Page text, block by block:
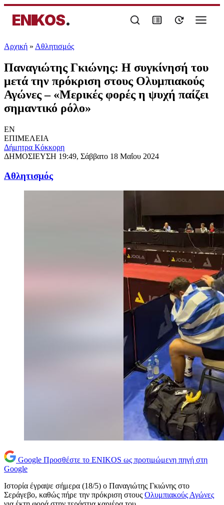
ENIKOS.
Αρχική » Αθλητισμός
Παναγιώτης Γκιώνης: Η συγκίνησή του
μετά την πρόκριση στους Ολυμπιακούς
Αγώνες – «Μερικές φορές η ψυχή παίζει
σημαντικό ρόλο»
EN
ΕΠΙΜΕΛΕΙΑ
Δήμητρα Κόκκορη
ΔΗΜΟΣΙΕΥΣΗ 19:49, Σάββατο 18 Μαΐου 2024
Αθλητισμός
Google Προσθέστε το ENIKOS ως προτιμώμενη πηγή στη
Google
Ιστορία έγραψε σήμερα (18/5) ο Παναγιώτης Γκιώνης στο
Σεράγεβο, καθώς πήρε την πρόκριση στους Ολυμπιακούς Αγώνες